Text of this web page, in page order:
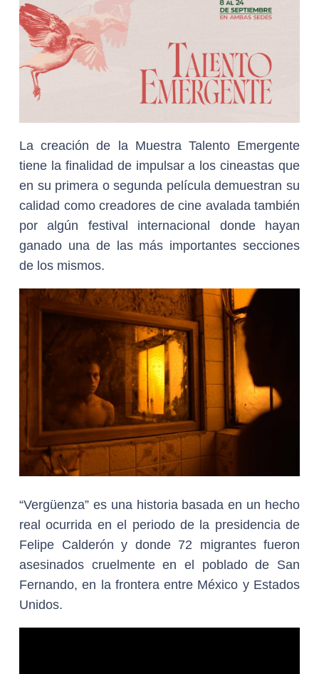
La creación de la Muestra Talento Emergente
tiene la finalidad de impulsar a los cineastas que
en su primera o segunda película demuestran su
calidad como creadores de cine avalada también
por algún festival internacional donde hayan
ganado una de las más importantes secciones
de los mismos.
“Vergüenza” es una historia basada en un hecho
real ocurrida en el periodo de la presidencia de
Felipe Calderón y donde 72 migrantes fueron
asesinados cruelmente en el poblado de San
Fernando, en la frontera entre México y Estados
Unidos.